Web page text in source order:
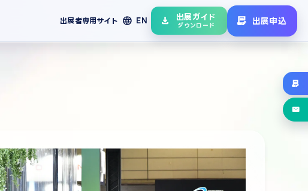
出展者専用サイト language EN 出展ガイド
ダウンロード
出展申込